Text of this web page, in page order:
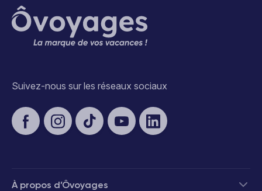
Suivez-nous sur les réseaux sociaux
À propos d’Ôvoyages